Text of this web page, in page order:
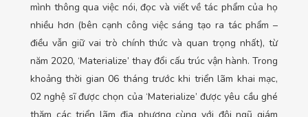
mình thông qua việc nói, đọc và viết về tác phẩm của họ
nhiều hơn (bên cạnh công việc sáng tạo ra tác phẩm –
điều vẫn giữ vai trò chính thức và quan trọng nhất), từ
năm 2020, ‘Materialize’ thay đổi cấu trúc vận hành. Trong
khoảng thời gian 06 tháng trước khi triển lãm khai mạc,
02 nghệ sĩ được chọn của ‘Materialize’ được yêu cầu ghé